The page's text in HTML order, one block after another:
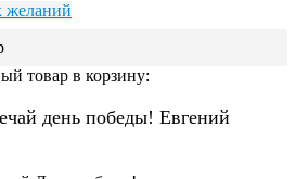
желаний
товар в корзину:
день победы! Евгений